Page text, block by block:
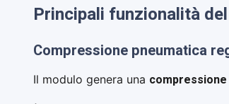
Principali funzionalità
Compressione pneumatica
Il modulo genera una compressione